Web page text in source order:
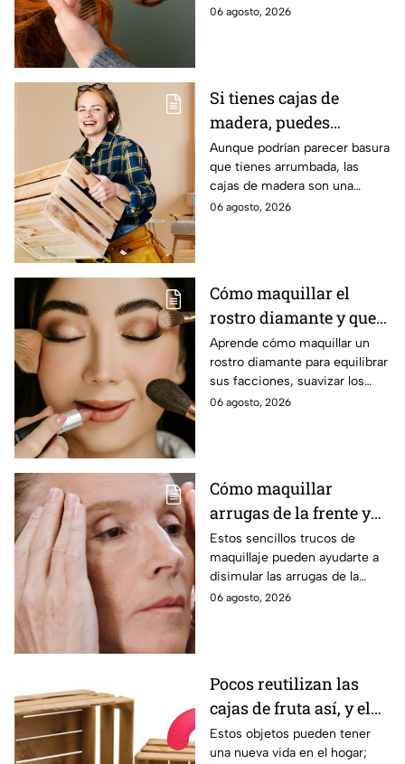
conseguir una melena con
06 agosto, 2026
Si tienes cajas de
madera, puedes
ahorrar miles de pesos
en decoración: 4 ideas
brutales
Aunque podrían parecer basura
que tienes arrumbada, las
cajas de madera son una
excelente alternativa para
06 agosto, 2026
Cómo maquillar el
rostro diamante y que
sea perfecto
Aprende cómo maquillar un
rostro diamante para equilibrar
sus facciones, suavizar los
ángulos y lograr un acabado
06 agosto, 2026
Cómo maquillar
arrugas de la frente y
que luzca lisa
Estos sencillos trucos de
maquillaje pueden ayudarte a
disimular las arrugas de la
frente, suavizar su apariencia y
06 agosto, 2026
Pocos reutilizan las
cajas de fruta así, y el
resultado parece de
diseñador
Estos objetos pueden tener
una nueva vida en el hogar;